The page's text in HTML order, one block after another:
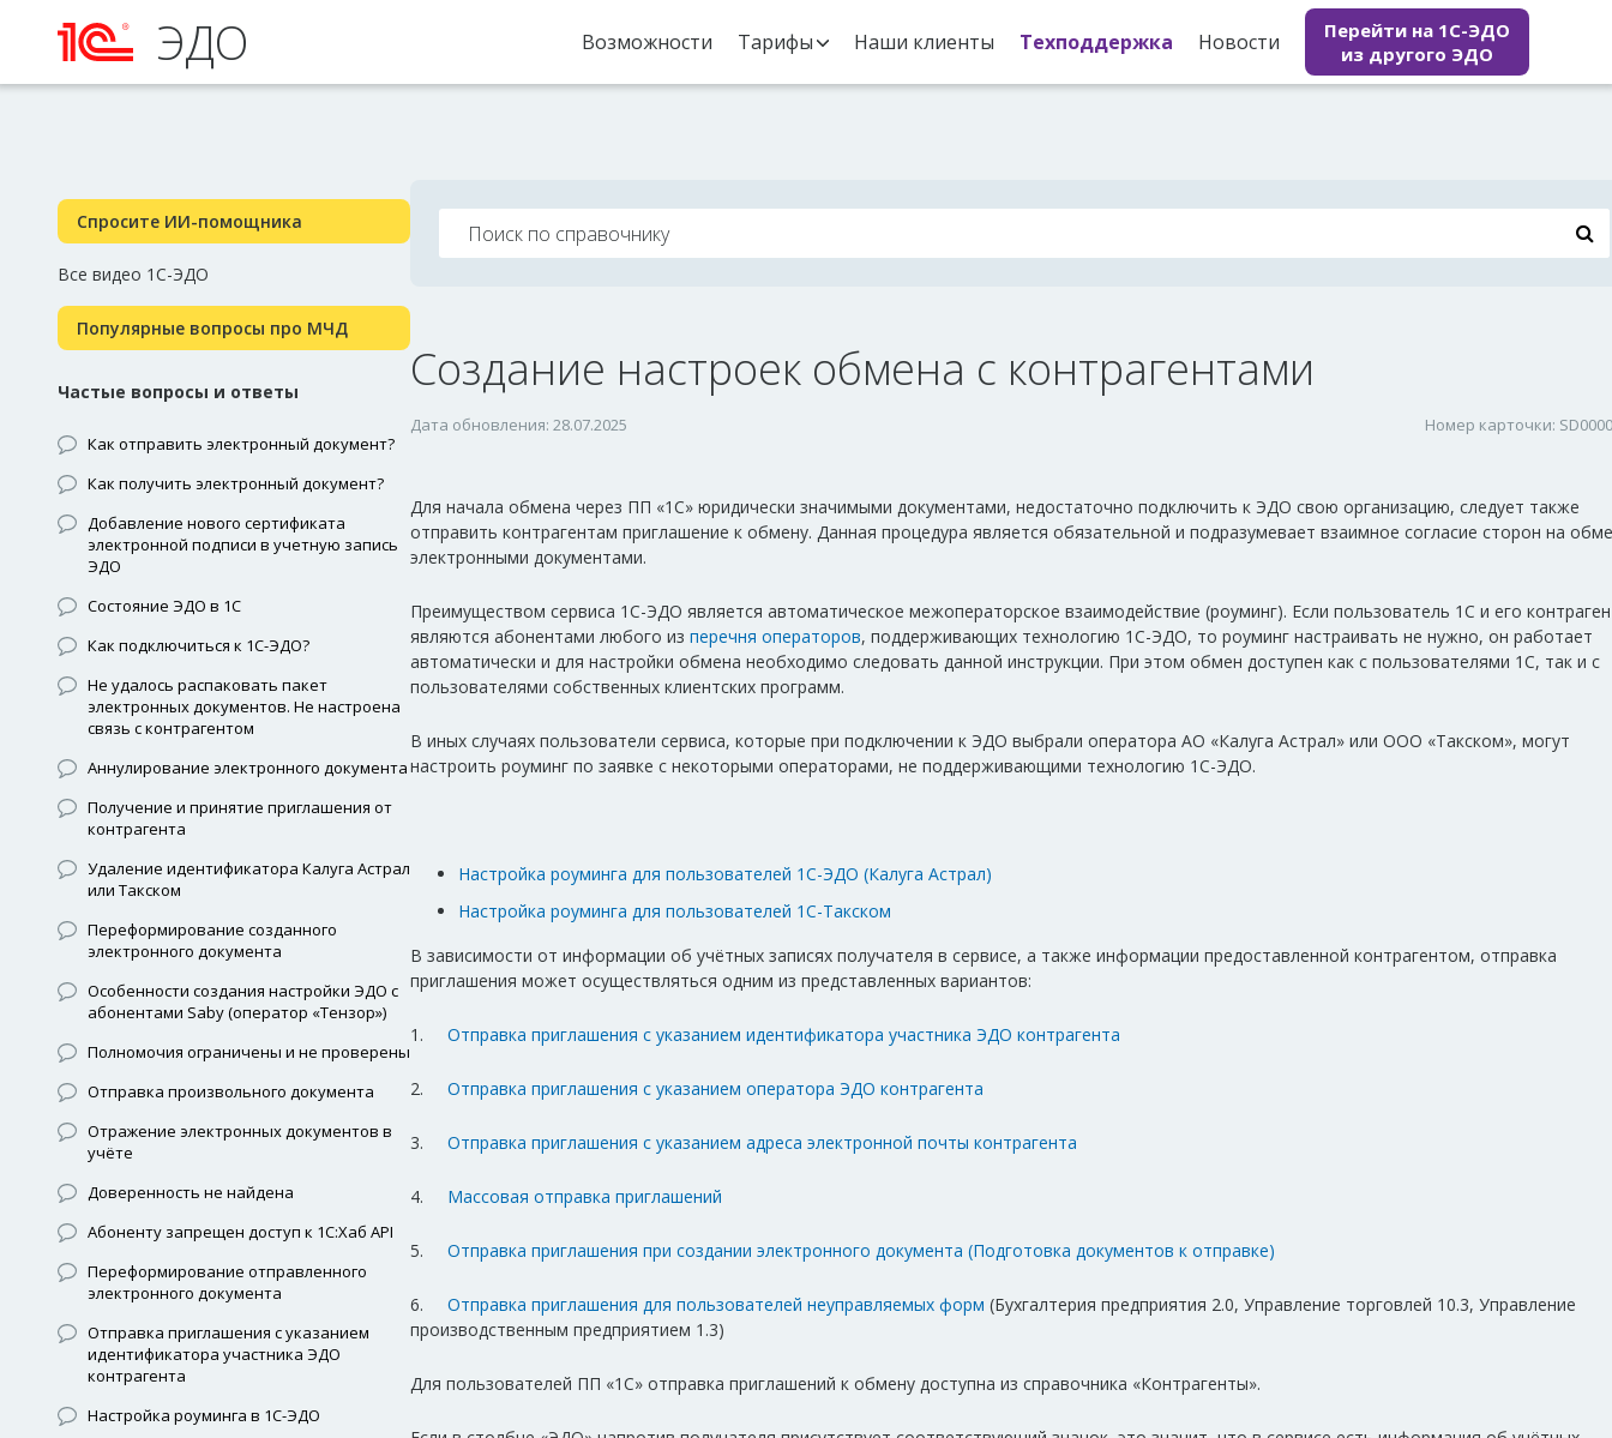
ЭДО Возможности Тарифы Наши клиенты Техподдержка Новости
Перейти на 1С-ЭДО
из другого ЭДО
Спросите ИИ-помощника
Все видео 1С-ЭДО
Популярные вопросы про МЧД
Частые вопросы и ответы
Как отправить электронный документ?
Как получить электронный документ?
Добавление нового сертификата
электронной подписи в учетную запись
ЭДО
Состояние ЭДО в 1С
Как подключиться к 1С-ЭДО?
Не удалось распаковать пакет
электронных документов. Не настроена
связь с контрагентом
Аннулирование электронного документа
Получение и принятие приглашения от
контрагента
Удаление идентификатора Калуга Астрал
или Такском
Переформирование созданного
электронного документа
Особенности создания настройки ЭДО с
абонентами Saby (оператор «Тензор»)
Полномочия ограничены и не проверены
Отправка произвольного документа
Отражение электронных документов в
учёте
Доверенность не найдена
Абоненту запрещен доступ к 1С:Хаб API
Переформирование отправленного
электронного документа
Отправка приглашения с указанием
идентификатора участника ЭДО
контрагента
Настройка роуминга в 1С-ЭДО
Создание настроек обмена с контрагентами
Дата обновления: 28.07.2025 Номер карточки:
Для начала обмена через ПП «1С» юридически значимыми документами, недостаточно подключить к ЭДО свою организацию, следует также
отправить контрагентам приглашение к обмену. Данная процедура является обязательной и подразумевает взаимное согласие сторон на
электронными документами.
Преимуществом сервиса 1С-ЭДО является автоматическое межоператорское взаимодействие (роуминг). Если пользователь 1С и его
являются абонентами любого из перечня операторов, поддерживающих технологию 1С-ЭДО, то роуминг настраивать не нужно, он работает
автоматически и для настройки обмена необходимо следовать данной инструкции. При этом обмен доступен как с пользователями 1С, так и с
пользователями собственных клиентских программ.
В иных случаях пользователи сервиса, которые при подключении к ЭДО выбрали оператора АО «Калуга Астрал» или ООО «Такском», могут
настроить роуминг по заявке с некоторыми операторами, не поддерживающими технологию 1С-ЭДО.
Настройка роуминга для пользователей 1С-ЭДО (Калуга Астрал)
Настройка роуминга для пользователей 1С-Такском
В зависимости от информации об учётных записях получателя в сервисе, а также информации предоставленной контрагентом, отправка
приглашения может осуществляться одним из представленных вариантов:
1. Отправка приглашения с указанием идентификатора участника ЭДО контрагента
2. Отправка приглашения с указанием оператора ЭДО контрагента
3. Отправка приглашения с указанием адреса электронной почты контрагента
4. Массовая отправка приглашений
5. Отправка приглашения при создании электронного документа (Подготовка документов к отправке)
6. Отправка приглашения для пользователей неуправляемых форм (Бухгалтерия предприятия 2.0, Управление торговлей 10.3, Управление
производственным предприятием 1.3)
Для пользователей ПП «1С» отправка приглашений к обмену доступна из справочника «Контрагенты».